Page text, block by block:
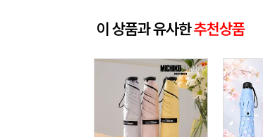
이 상품과 유사한추천상품